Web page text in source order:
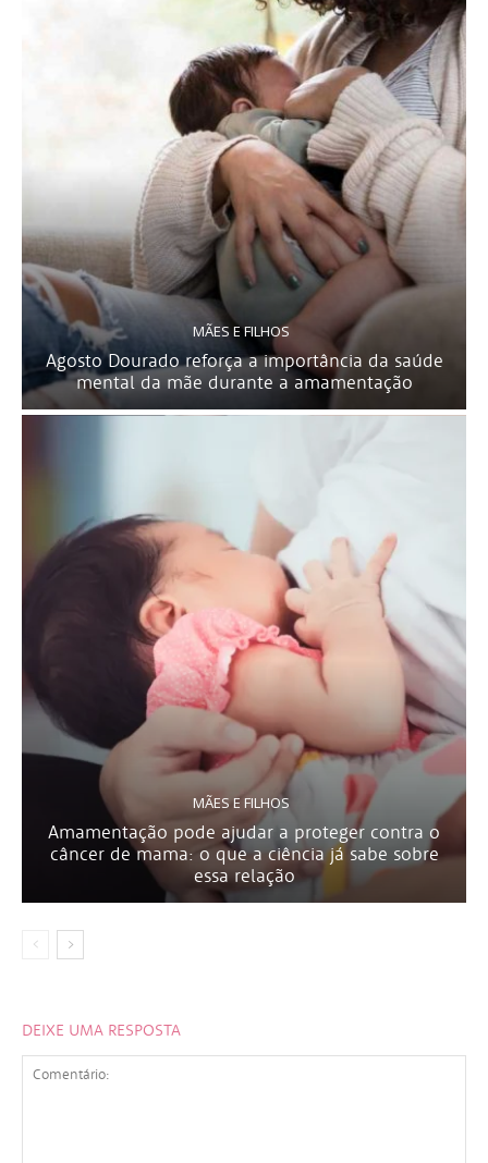
MÃES E FILHOS
Agosto Dourado reforça a importância da saúde
mental da mãe durante a amamentação
MÃES E FILHOS
Amamentação pode ajudar a proteger contra o
câncer de mama: o que a ciência já sabe sobre
essa relação
DEIXE UMA RESPOSTA